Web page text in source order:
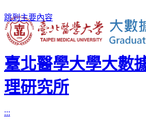
跳到主要內容
臺北醫學大學大數
理研究所
:::